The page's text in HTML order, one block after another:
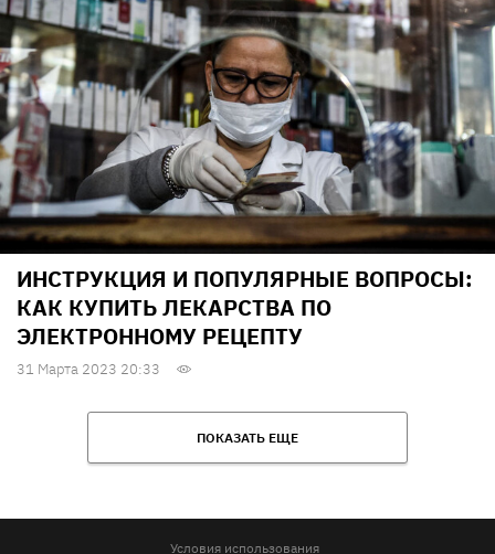
ИНСТРУКЦИЯ И ПОПУЛЯРНЫЕ ВОПРОСЫ:
КАК КУПИТЬ ЛЕКАРСТВА ПО
ЭЛЕКТРОННОМУ РЕЦЕПТУ
31 Марта 2023 20:33
ПОКАЗАТЬ ЕЩЕ
Условия использования